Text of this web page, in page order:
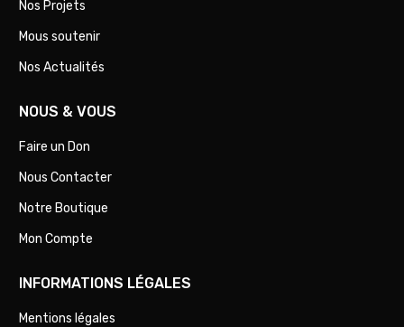
Nos Projets
Mous soutenir
Nos Actualités
NOUS & VOUS
Faire un Don
Nous Contacter
Notre Boutique
Mon Compte
INFORMATIONS LÉGALES
Mentions légales